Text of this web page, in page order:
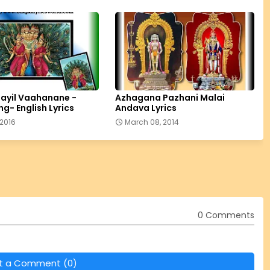
Vaahanane -
English Lyrics
Azhagana Pazhani Malai
Andava Lyrics
March 08, 2014
0 Comments
a Comment (0)